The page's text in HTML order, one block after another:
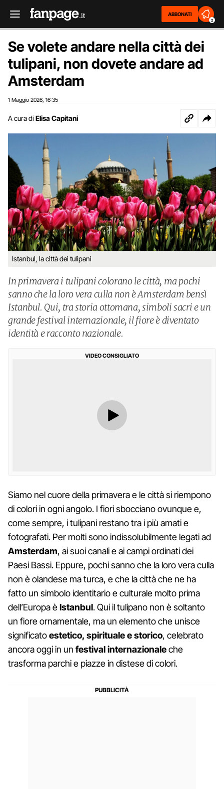
ABBONATI
2
Se volete andare nella città dei
tulipani, non dovete andare ad
Amsterdam
1 Maggio 2026 16:35
A cura di Elisa Capitani
Istanbul, la città dei tulipani
In primavera i tulipani colorano le città, ma pochi
sanno che la loro vera culla non è Amsterdam bensì
Istanbul. Qui, tra storia ottomana, simboli sacri e un
grande festival internazionale, il fiore è diventato
identità e racconto nazionale.
VIDEO CONSIGLIATO
Siamo nel cuore della primavera e le città si riempono
di colori in ogni angolo. I fiori sbocciano ovunque e,
come sempre, i tulipani restano tra i più amati e
fotografati. Per molti sono indissolubilmente legati ad
Amsterdam, ai suoi canali e ai campi ordinati dei
Paesi Bassi. Eppure, pochi sanno che la loro vera culla
non è olandese ma turca, e che la città che ne ha
fatto un simbolo identitario e culturale molto prima
dell’Europa èIstanbul. Qui il tulipano non è soltanto
un fiore ornamentale, ma un elemento che unisce
significatoestetico, spirituale e storico, celebrato
ancora oggi in un festival internazionaleche
trasforma parchi e piazze in distese di colori.